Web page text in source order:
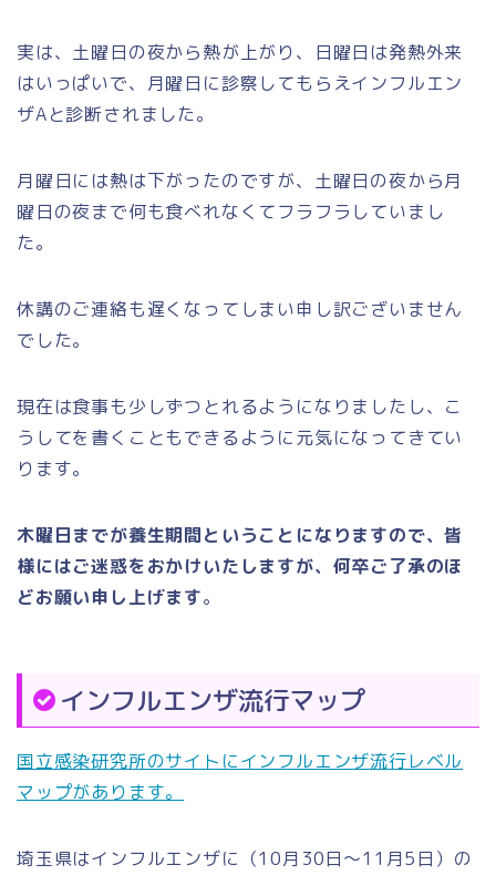
実は、土曜日の夜から熱が上がり、日曜日は発熱外来
はいっぱいで、月曜日に診察してもらえインフルエン
ザAと診断されました。
月曜日には熱は下がったのですが、土曜日の夜から月
曜日の夜まで何も食べれなくてフラフラしていまし
た。
休講のご連絡も遅くなってしまい申し訳ございません
でした。
現在は食事も少しずつとれるようになりましたし、こ
うしてを書くこともできるように元気になってきてい
ります。
木曜日までが養生期間ということになりますので、皆
様にはご迷惑をおかけいたしますが、何卒ご了承のほ
どお願い申し上げます。
インフルエンザ流行マップ
国立感染研究所のサイトにインフルエンザ流行レベル
マップがあります。
埼玉県はインフルエンザに（10月30日～11月5日）の